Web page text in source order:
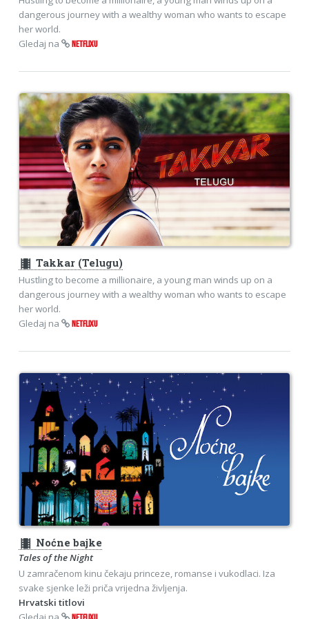
dangerous journey with a wealthy woman who wants to escape
her world.
Gledaj na
NETFLIXU
theaters Takkar (Telugu)
Hustling to become a millionaire, a young man winds up on a
dangerous journey with a wealthy woman who wants to escape
her world.
Gledaj na
NETFLIXU
theaters Noćne bajke
Tales of the Night
U zamračenom kinu čekaju princeze, romanse i vukodlaci. Iza
svake sjenke leži priča vrijedna življenja.
Hrvatski titlovi